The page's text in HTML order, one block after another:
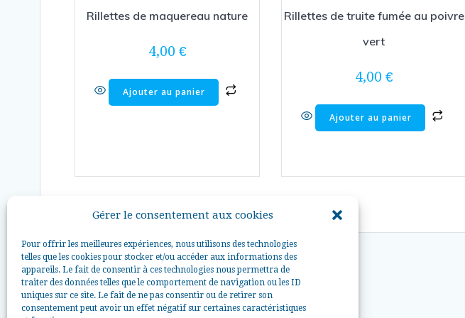
Gérer le consentement aux cookies
Pour offrir les meilleures expériences, nous utilisons des technologies
telles que les cookies pour stocker et/ou accéder aux informations des
appareils. Le fait de consentir à ces technologies nous permettra de
traiter des données telles que le comportement de navigation ou les ID
uniques sur ce site. Le fait de ne pas consentir ou de retirer son
consentement peut avoir un effet négatif sur certaines caractéristiques
Rillettes de maquereau nature
4,00 €
Ajouter au panier
Rillettes de truite fumée au poivre
vert
4,00 €
Ajouter au panier